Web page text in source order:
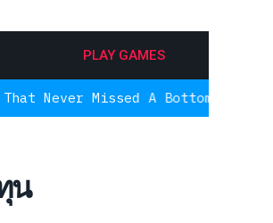
PLAY GAMES
A Bottom Is Signaling
น